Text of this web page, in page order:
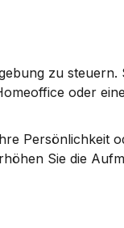
zu
oder
Persönlichkeit
Sie die